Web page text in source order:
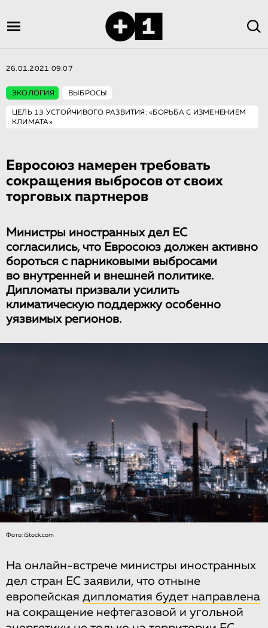
26.01.2021 09:07
ЭКОЛОГИЯ ВЫБРОСЫ
ЦЕЛЬ 13 УСТОЙЧИВОГО РАЗВИТИЯ: «БОРЬБА С ИЗМЕНЕНИЕМ
КЛИМАТА»
Евросоюз намерен требовать
сокращения выбросов от своих
торговых партнеров
Министры иностранных дел ЕС
согласились, что Евросоюз должен активно
бороться с парниковыми выбросами
во внутренней и внешней политике.
Дипломаты призвали усилить
климатическую поддержку особенно
уязвимых регионов.
Фото: iStock.com
На онлайн-встрече министры иностранных
дел стран ЕС заявили, что отныне
европейская дипломатия будет направлена
на сокращение нефтегазовой и угольной